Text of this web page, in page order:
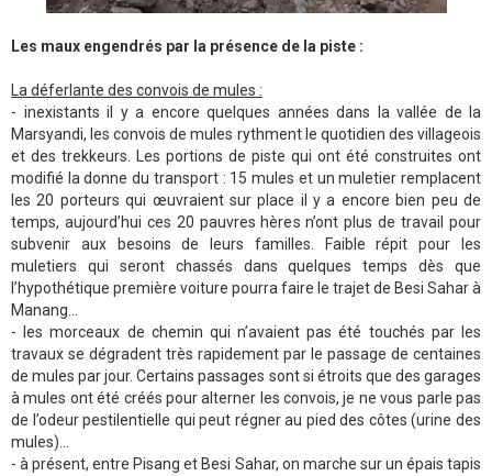
Les maux engendrés par la présence de la piste :
La déferlante des convois de mules :
- inexistants il y a encore quelques années dans la vallée de la
Marsyandi, les convois de mules rythment le quotidien des villageois
et des trekkeurs. Les portions de piste qui ont été construites ont
modifié la donne du transport : 15 mules et un muletier remplacent
les 20 porteurs qui œuvraient sur place il y a encore bien peu de
temps, aujourd’hui ces 20 pauvres hères n’ont plus de travail pour
subvenir aux besoins de leurs familles. Faible répit pour les
muletiers qui seront chassés dans quelques temps dès que
l’hypothétique première voiture pourra faire le trajet de Besi Sahar à
Manang…
- les morceaux de chemin qui n’avaient pas été touchés par les
travaux se dégradent très rapidement par le passage de centaines
de mules par jour. Certains passages sont si étroits que des garages
à mules ont été créés pour alterner les convois, je ne vous parle pas
de l’odeur pestilentielle qui peut régner au pied des côtes (urine des
mules)…
- à présent, entre Pisang et Besi Sahar, on marche sur un épais tapis